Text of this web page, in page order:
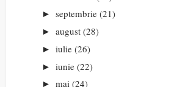
► septembrie (21)
► august (28)
► iulie (26)
► iunie (22)
► mai (24)